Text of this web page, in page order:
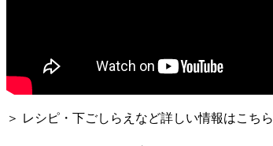
＞ レシピ・下ごしらえなど詳しい情報はこちら